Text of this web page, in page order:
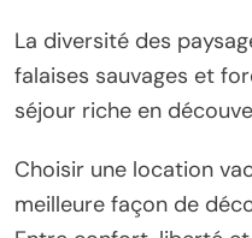
La diversité des
falaises sauvages et
séjour riche en
Choisir une location
meilleure façon de